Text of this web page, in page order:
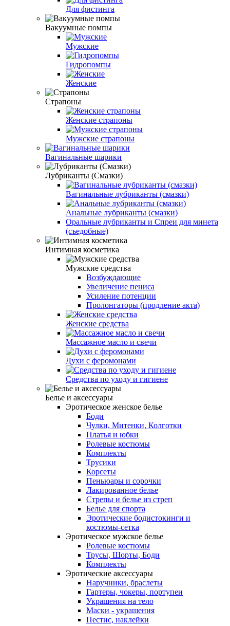
Для фистинга
Вакуумные помпы
Мужские
Гидропомпы
Женские
Страпоны
Женские страпоны
Мужские страпоны
Вагинальные шарики
Лубриканты (Смазки)
Вагинальные лубриканты (смазки)
Анальные лубриканты (смазки)
Оральные лубриканты и Спреи для минета
(съедобные)
Интимная косметика
Мужские средства
Возбуждающие
Увеличение пениса
Усиление потенции
Пролонгаторы (продление акта)
Женские средства
Массажное масло и свечи
Духи с феромонами
Средства по уходу и гигиене
Белье и аксессуары
Эротическое женское белье
Боди
Чулки, Митенки, Колготки
Платья и юбки
Ролевые костюмы
Комплекты
Трусики
Корсеты
Пеньюары и сорочки
Лакированное белье
Стрепы и белье из стреп
Белье для спорта
Эротические бодистокинги и
костюмы-сетка
Эротическое мужское белье
Ролевые костюмы
Трусы, Шорты, Боди
Комплекты
Эротические аксессуары
Наручники, браслеты
Гартеры, чокеры, портупеи
Украшения на тело
Маски - украшения
Пестис, наклейки